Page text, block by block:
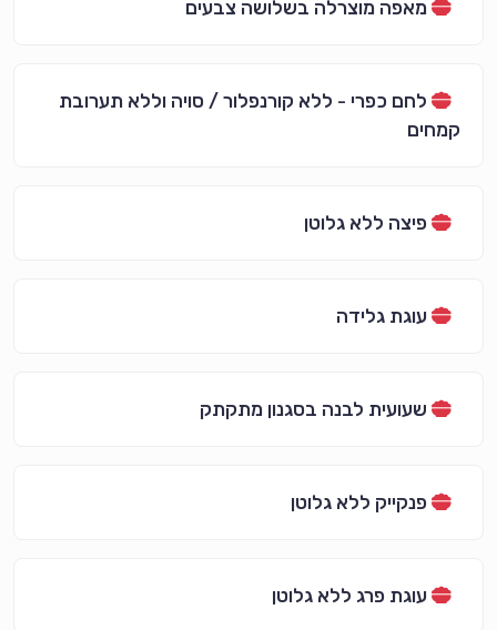
מאפה מוצרלה בשלושה צבעים
לחם כפרי - ללא קורנפלור / סויה וללא תערובת
קמחים
פיצה ללא גלוטן
עוגת גלידה
שעועית לבנה בסגנון מתקתק
פנקייק ללא גלוטן
עוגת פרג ללא גלוטן